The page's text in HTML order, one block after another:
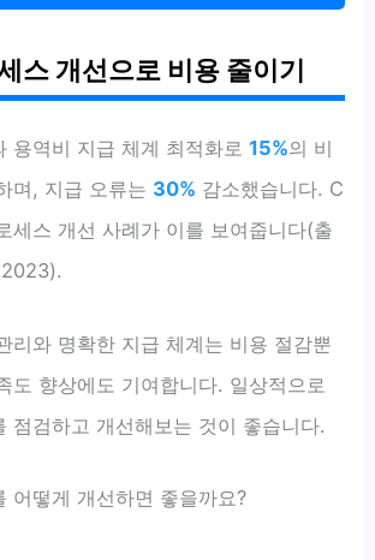
스 개선으로 비용 줄이기
용역비 지급 체계 최적화로15%의 비
며, 지급 오류는 30% 감소했습니다. C
세스 개선 사례가 이를 보여줍니다(출
리와 명확한 지급 체계는 비용 절감뿐
도 향상에도 기여합니다. 일상적으로
점검하고 개선해보는 것이 좋습니다.
어떻게 개선하면 좋을까요?